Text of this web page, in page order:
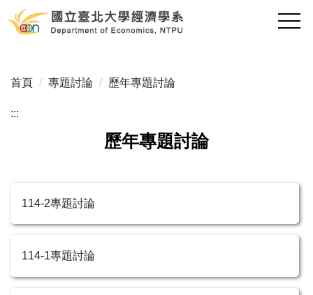
跳
到
內
區
首頁 專題討論 歷年專題討論
:::
歷年專題討論
114-2專題討論
114-1專題討論